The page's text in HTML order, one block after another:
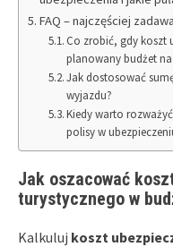
FAQ – najczęściej
Co zrobić, gdy koszt
planowany budżet
Jak dostosować
wyjazdu?
Kiedy warto
polisy w
Jak oszacować
turystycznego w
Kalkuluj koszt